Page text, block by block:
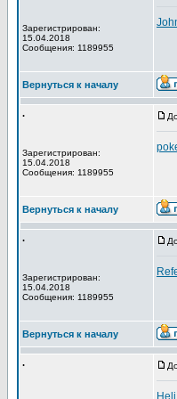
Зарегистрирован:
15.04.2018
Сообщения: 1189955
Вернуться к началу
.
Зарегистрирован:
15.04.2018
Сообщения: 1189955
Вернуться к началу
.
Зарегистрирован:
15.04.2018
Сообщения: 1189955
Вернуться к началу
.
Heli